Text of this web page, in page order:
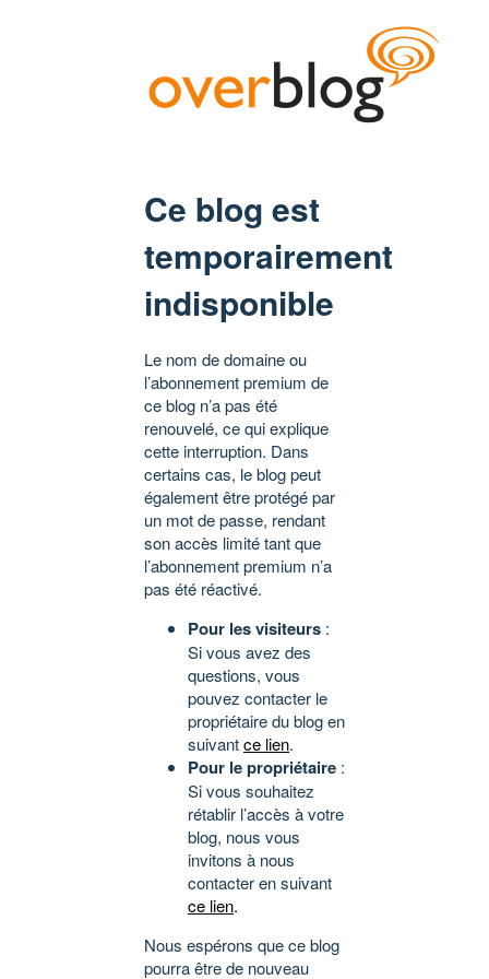
Ce blog est
temporairement
indisponible
Le nom de domaine ou
l’abonnement premium de
ce blog n’a pas été
renouvelé, ce qui explique
cette interruption. Dans
certains cas, le blog peut
également être protégé par
un mot de passe, rendant
son accès limité tant que
l’abonnement premium n’a
pas été réactivé.
Pour les visiteurs :
Si vous avez des
questions, vous
pouvez contacter le
propriétaire du blog en
suivantce lien.
Pour le propriétaire :
Si vous souhaitez
rétablir l’accès à votre
blog, nous vous
invitons à nous
contacter en suivant
ce lien.
Nous espérons que ce blog
pourra être de nouveau